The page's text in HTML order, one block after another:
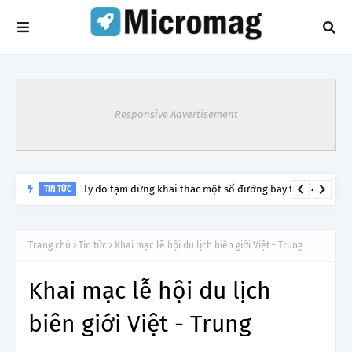
Responsive Advertisement
TIN TỨC Lý do tạm dừng khai thác một số đường bay từ 1/4
Trang chủ Tin tức Khai mạc lễ hội du lịch biên giới Việt - Trung
Khai mạc lễ hội du lịch
biên giới Việt - Trung